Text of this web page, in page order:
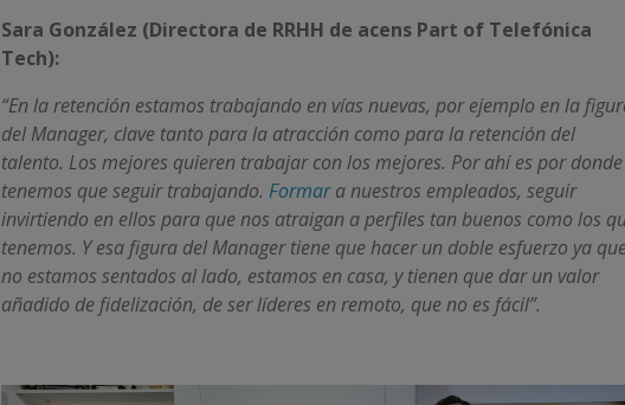
Sara González (Directora de RRHH de acens Part of Telefónica
Tech):
“En la retención estamos trabajando en vías nuevas, por ejemplo en la
del Manager, clave tanto para la atracción como para la retención del
talento. Los mejores quieren trabajar con los mejores. Por ahí es por donde
tenemos que seguir trabajando. Formara nuestros empleados, seguir
invirtiendo en ellos para que nos atraigan a perfiles tan buenos como los
tenemos. Y esa figura del Manager tiene que hacer un doble esfuerzo ya
no estamos sentados al lado, estamos en casa, y tienen que dar un valor
añadido de fidelización, de ser líderes en remoto, que no es fácil”.